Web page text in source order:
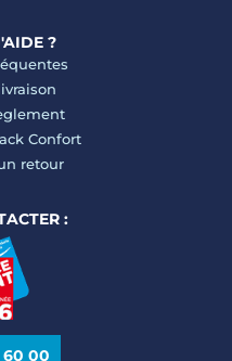
?
Confort
retour
:
60 00